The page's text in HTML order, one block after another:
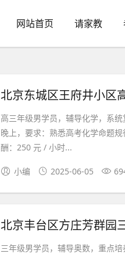
网站首页 请家教
北京东城区王府井小区
高三年级男学员，辅导化学，系
晚上，要求：熟悉高考化学命题
酬：250 元 / 小时...
小编 2025-06-05
北京丰台区方庄芳群园
三年级男学员，辅导奥数，重点